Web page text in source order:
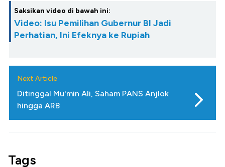
Saksikan video di bawah ini:
Video: Isu Pemilihan Gubernur BI Jadi
Perhatian, Ini Efeknya ke Rupiah
Next Article
Ditinggal Mu'min Ali, Saham PANS Anjlok
hingga ARB
Tags